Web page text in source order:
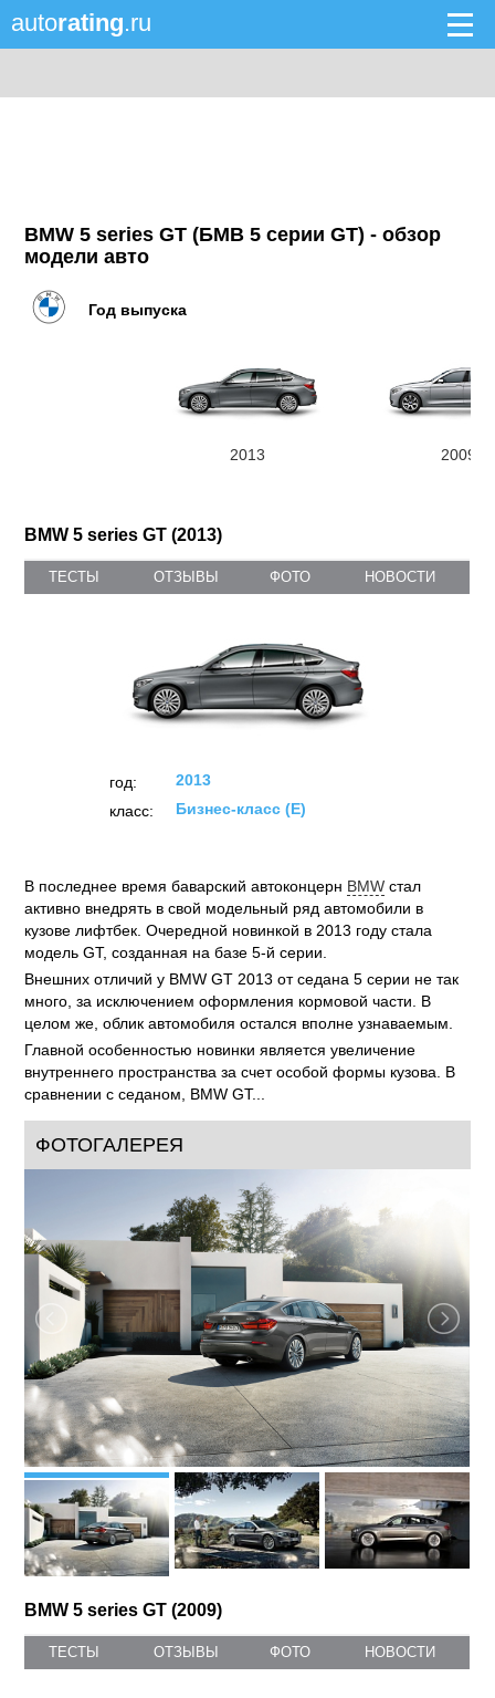
autorating.ru
BMW 5 series GT (БМВ 5 серии GT) - обзор
модели авто
Год выпуска
2013 2009
BMW 5 series GT (2013)
ТЕСТЫ ОТЗЫВЫ ФОТО НОВОСТИ
год:
2013
класс:
Бизнес-класс (E)
В последнее время баварский автоконцерн BMW стал
активно внедрять в свой модельный ряд автомобили в
кузове лифтбек. Очередной новинкой в 2013 году стала
модель GT, созданная на базе 5-й серии.
Внешних отличий у BMW GT 2013 от седана 5 серии не так
много, за исключением оформления кормовой части. В
целом же, облик автомобиля остался вполне узнаваемым.
Главной особенностью новинки является увеличение
внутреннего пространства за счет особой формы кузова. В
сравнении с седаном, BMW GT...
ФОТОГАЛЕРЕЯ
BMW 5 series GT (2009)
ТЕСТЫ ОТЗЫВЫ ФОТО НОВОСТИ